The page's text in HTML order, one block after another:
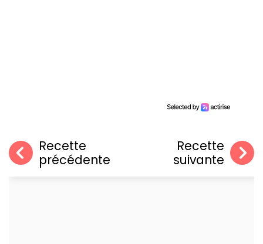
Recette
précédente
Recette
suivante